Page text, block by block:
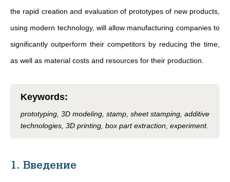
the rapid creation and evaluation of prototypes of new products,
using modern technology, will allow manufacturing companies to
significantly outperform their competitors by reducing the time,
as well as material costs and resources for their production.
Keywords:
prototyping, 3D modeling, stamp, sheet stamping, additive
technologies, 3D printing, box part extraction, experiment.
1. Введение